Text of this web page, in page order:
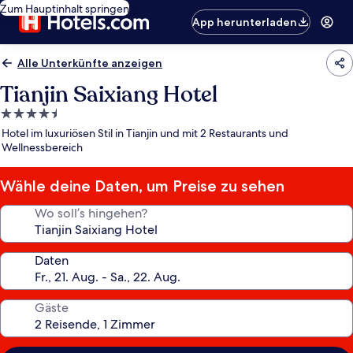
Zum Hauptinhalt springen
App herunterladen
Alle Unterkünfte anzeigen
Tianjin Saixiang Hotel
4.5-
Sterne-
Unterkunft
Hotel im luxuriösen Stil in Tianjin und mit 2 Restaurants und
Wellnessbereich
Wähle deine Daten, um Preise zu sehen
Wo soll’s hingehen?
Daten
Gäste